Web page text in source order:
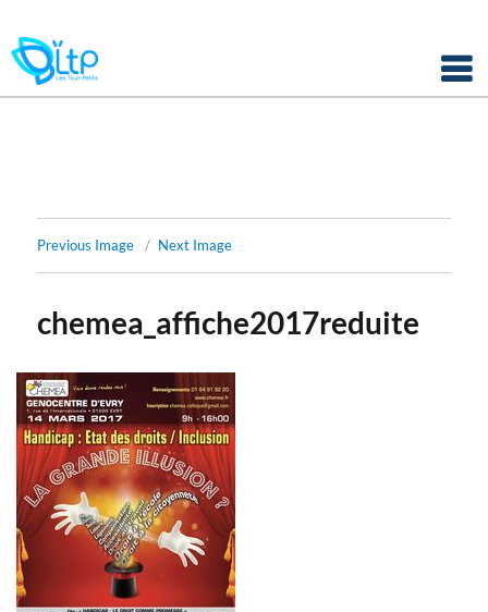
Skip
to
Previous Image Next Image
chemea_affiche2017reduite